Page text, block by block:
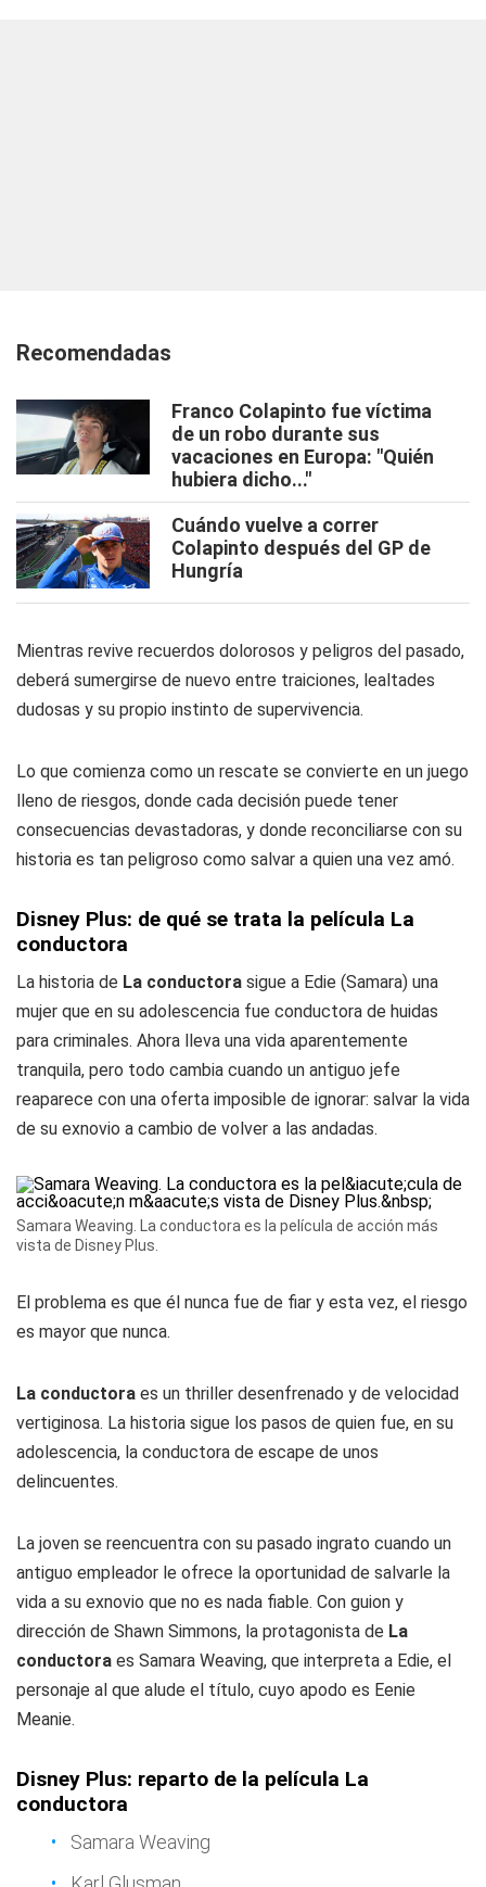
Recomendadas
Franco Colapinto fue víctima
de un robo durante sus
vacaciones en Europa: "Quién
hubiera dicho..."
Cuándo vuelve a correr
Colapinto después del GP de
Hungría
Mientras revive recuerdos dolorosos y peligros del pasado,
deberá sumergirse de nuevo entre traiciones, lealtades
dudosas y su propio instinto de supervivencia.
Lo que comienza como un rescate se convierte en un juego
lleno de riesgos, donde cada decisión puede tener
consecuencias devastadoras, y donde reconciliarse con su
historia es tan peligroso como salvar a quien una vez amó.
Disney Plus: de qué se trata la película La
conductora
La historia de La conductora sigue a Edie (Samara) una
mujer que en su adolescencia fue conductora de huidas
para criminales. Ahora lleva una vida aparentemente
tranquila, pero todo cambia cuando un antiguo jefe
reaparece con una oferta imposible de ignorar: salvar la vida
de su exnovio a cambio de volver a las andadas.
Samara Weaving. La conductora es la película de acción más
vista de Disney Plus.
El problema es que él nunca fue de fiar y esta vez, el riesgo
es mayor que nunca.
La conductora es un thriller desenfrenado y de velocidad
vertiginosa. La historia sigue los pasos de quien fue, en su
adolescencia, la conductora de escape de unos
delincuentes.
La joven se reencuentra con su pasado ingrato cuando un
antiguo empleador le ofrece la oportunidad de salvarle la
vida a su exnovio que no es nada fiable. Con guion y
dirección de Shawn Simmons, la protagonista de La
conductora es Samara Weaving, que interpreta a Edie, el
personaje al que alude el título, cuyo apodo es Eenie
Meanie.
Disney Plus: reparto de la película La
conductora
Samara Weaving